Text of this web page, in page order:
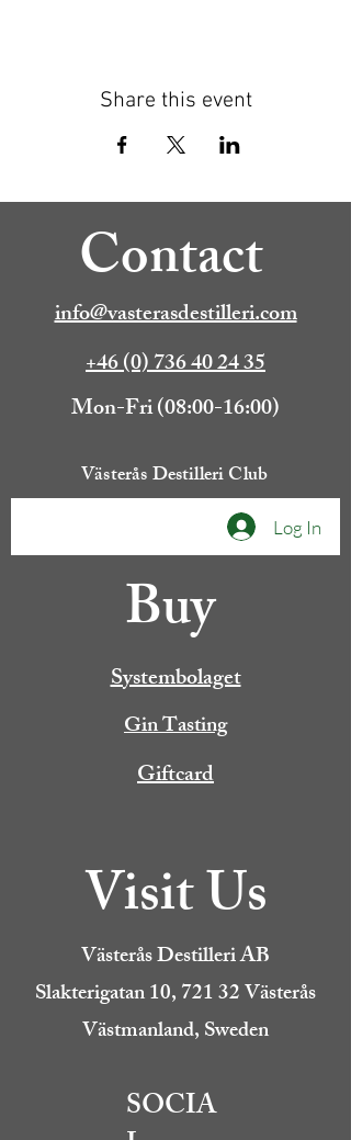
Share this event
Contact
info@vasterasdestilleri.com
+46 (0) 736 40 24 35
Mon-Fri (08:00-16:00)
Västerås Destilleri Club
Log In
Buy
Systembolaget
Gin Tasting
Giftcard
Visit Us
Västerås Destilleri AB
Slakterigatan 10, 721 32 Västerås
Västmanland, Sweden
SOCIA